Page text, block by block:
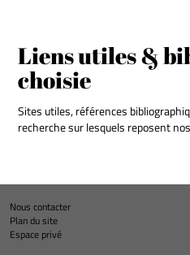
Liens utiles &
choisie
Sites utiles, références
recherche sur lesquels reposent
Nous contacter
Plan du site
Espace privé